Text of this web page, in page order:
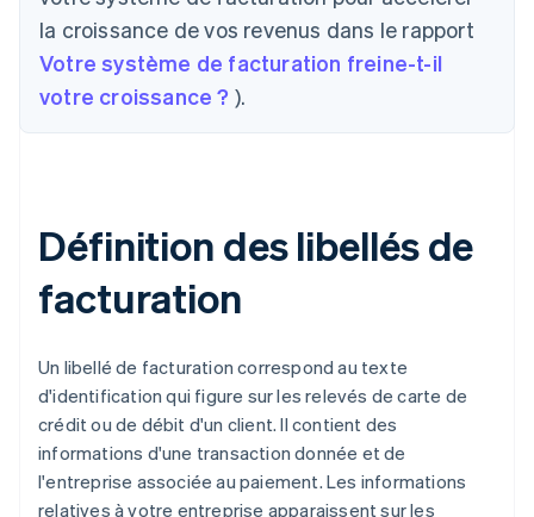
la croissance de vos revenus dans le rapport
Votre système de facturation freine-t-il
votre croissance ? ).
Définition des libellés de
facturation
Un libellé de facturation correspond au texte
d'identification qui figure sur les relevés de carte de
crédit ou de débit d'un client. Il contient des
informations d'une transaction donnée et de
l'entreprise associée au paiement. Les informations
relatives à votre entreprise apparaissent sur les